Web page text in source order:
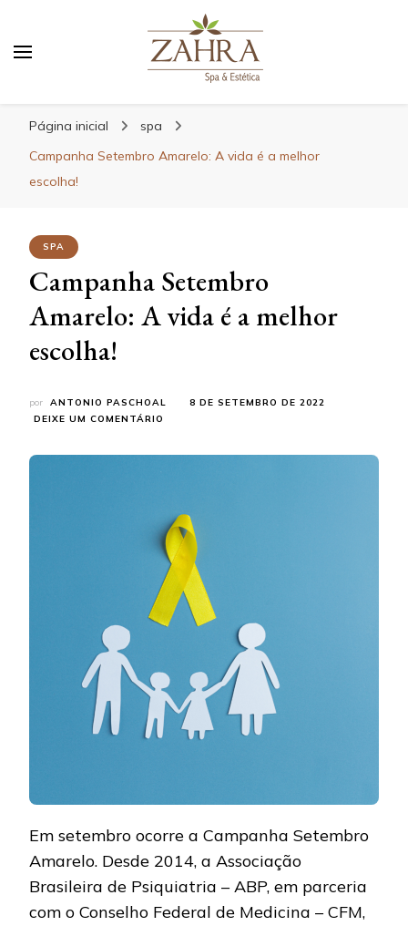
e relaxamento
Página inicial
spa
Campanha Setembro Amarelo: A vida é a melhor
escolha!
SPA
Campanha Setembro
Amarelo: A vida é a melhor
escolha!
por ANTONIO PASCHOAL
8 DE SETEMBRO DE 2022
DEIXE UM COMENTÁRIO
A
MELHOR
ESCOLHA!
Em setembro ocorre a Campanha Setembro
Amarelo. Desde 2014, a Associação
Brasileira de Psiquiatria – ABP, em parceria
com o Conselho Federal de Medicina – CFM,